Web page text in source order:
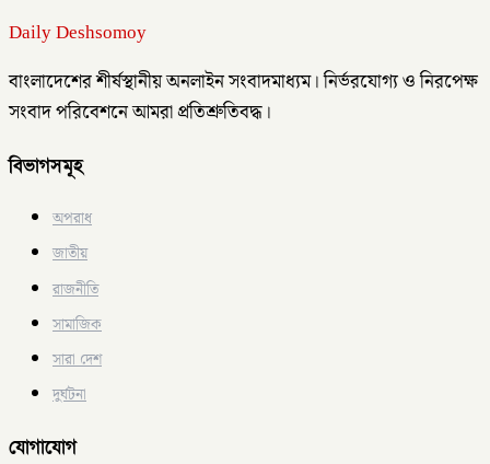
Daily Deshsomoy
বাংলাদেশের শীর্ষস্থানীয় অনলাইন সংবাদমাধ্যম। নির্ভরযোগ্য ও নিরপেক্ষ
সংবাদ পরিবেশনে আমরা প্রতিশ্রুতিবদ্ধ।
বিভাগসমূহ
অপরাধ
জাতীয়
রাজনীতি
সামাজিক
সারা দেশ
দুর্ঘটনা
যোগাযোগ